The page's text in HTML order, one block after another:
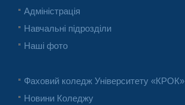
Адміністрація
Навчальні підрозділи
Наші фото
Фаховий коледж Університету «КРОК»
Новини Коледжу